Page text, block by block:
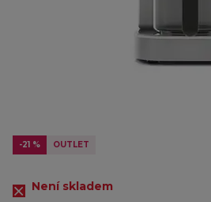
-21 % OUTLET
Není skladem